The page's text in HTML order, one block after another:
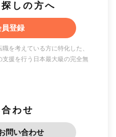
しの方へ
登録
を考えている方に特化した、
援を行う日本最大級の完全無
わせ
問い合わせ